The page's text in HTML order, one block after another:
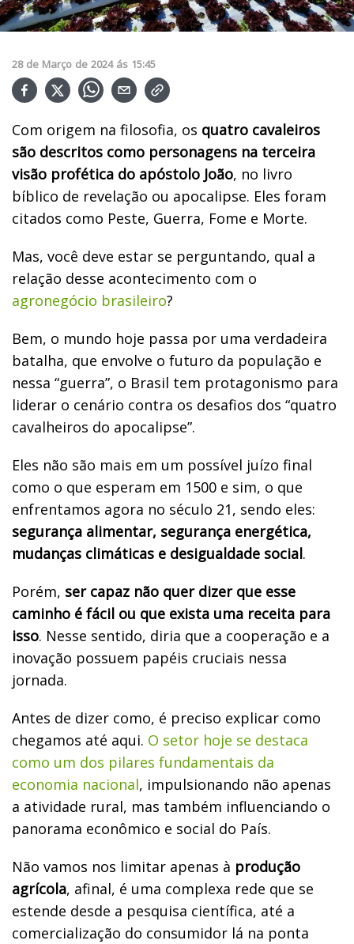
28 de Março de 2024 ás 15:45
Com origem na filosofia, os quatro cavaleiros
são descritos como personagens na terceira
visão profética do apóstolo João, no livro
bíblico de revelação ou apocalipse. Eles foram
citados como Peste, Guerra, Fome e Morte.
Mas, você deve estar se perguntando, qual a
relação desse acontecimento com o
agronegócio brasileiro?
Bem, o mundo hoje passa por uma verdadeira
batalha, que envolve o futuro da população e
nessa “guerra”, o Brasil tem protagonismo para
liderar o cenário contra os desafios dos “quatro
cavalheiros do apocalipse”.
Eles não são mais em um possível juízo final
como o que esperam em 1500 e sim, o que
enfrentamos agora no século 21, sendo eles:
segurança alimentar, segurança energética,
mudanças climáticas e desigualdade social.
Porém, ser capaz não quer dizer que esse
caminho é fácil ou que exista uma receita para
isso. Nesse sentido, diria que a cooperação e a
inovação possuem papéis cruciais nessa
jornada.
Antes de dizer como, é preciso explicar como
chegamos até aqui. O setor hoje se destaca
como um dos pilares fundamentais da
economia nacional, impulsionando não apenas
a atividade rural, mas também influenciando o
panorama econômico e social do País.
Não vamos nos limitar apenas à produção
agrícola, afinal, é uma complexa rede que se
estende desde a pesquisa científica, até a
comercialização do consumidor lá na ponta